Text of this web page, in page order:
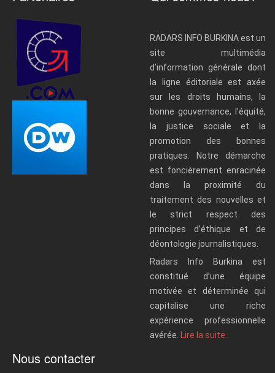
RADARS INFO BURKINA est un
site multimédia
d’information générale dont
la ligne éditoriale est axée
sur les droits humains, la
bonne gouvernance, l’équité,
la justice sociale et la
promotion des bonnes
pratiques. Notre démarche
est foncièrement enracinée
dans la proximité du
traitement des nouvelles et
le strict respect des
principes d’éthique et de
déontologie journalistiques.
Radars Info Burkina est
constitué d’une équipe
motivée et déterminée qui
capitalise une riche
expérience professionnelle
avérée. Lire la suite..
Nous contacter